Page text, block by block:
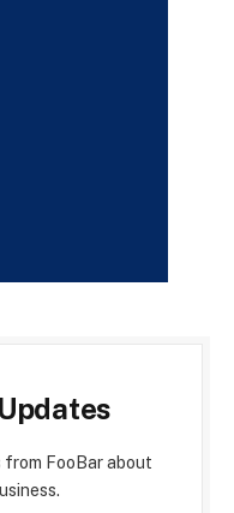
FooBar about